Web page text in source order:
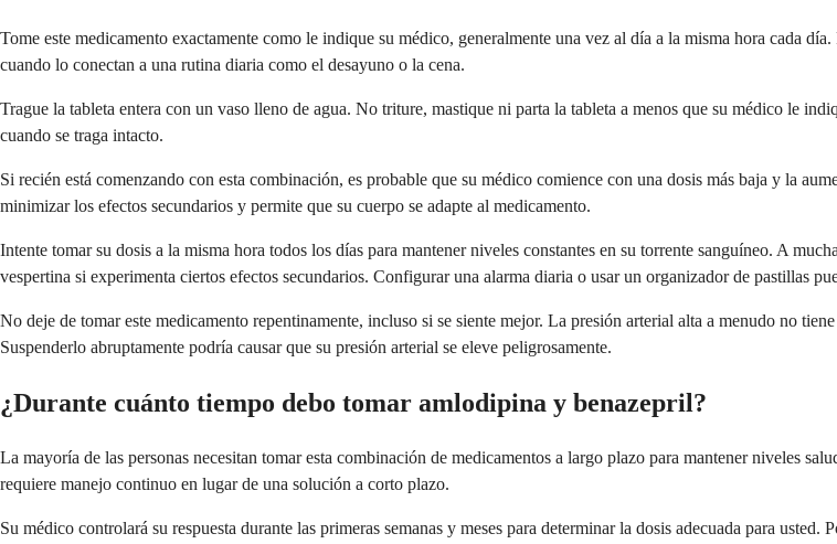
Tome este medicamento exactamente como le indique su médico, generalmente una vez al día a la misma hora cada
cuando lo conectan a una rutina diaria como el desayuno o la cena.
Trague la tableta entera con un vaso lleno de agua. No triture, mastique ni parta la tableta a menos que su médico le
cuando se traga intacto.
Si recién está comenzando con esta combinación, es probable que su médico comience con una dosis más baja y la
minimizar los efectos secundarios y permite que su cuerpo se adapte al medicamento.
Intente tomar su dosis a la misma hora todos los días para mantener niveles constantes en su torrente sanguíneo. A
vespertina si experimenta ciertos efectos secundarios. Configurar una alarma diaria o usar un organizador de pastillas
No deje de tomar este medicamento repentinamente, incluso si se siente mejor. La presión arterial alta a menudo no
Suspenderlo abruptamente podría causar que su presión arterial se eleve peligrosamente.
¿Durante cuánto tiempo debo tomar amlodipina y benazepril?
La mayoría de las personas necesitan tomar esta combinación de medicamentos a largo plazo para mantener niveles
requiere manejo continuo en lugar de una solución a corto plazo.
Su médico controlará su respuesta durante las primeras semanas y meses para determinar la dosis adecuada para